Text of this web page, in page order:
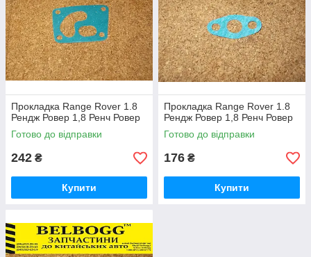
Прокладка Range Rover 1.8
Рендж Ровер 1,8 Ренч Ровер
Готово до відправки
242 ₴
Купити
Прокладка Range Rover 1.8
Рендж Ровер 1,8 Ренч Ровер
Готово до відправки
176 ₴
Купити